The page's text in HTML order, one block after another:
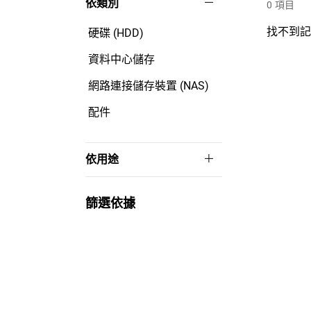
依類別
硬碟 (HDD)
資料中心儲存
網路連接儲存裝置 (NAS)
配件
依用途
篩選依據
0 項目
找不到